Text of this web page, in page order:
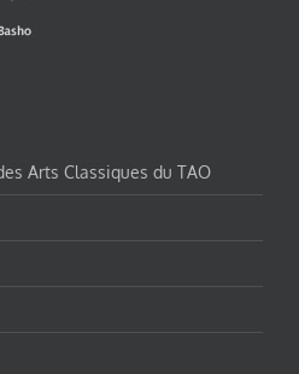
Arts Classiques du TAO